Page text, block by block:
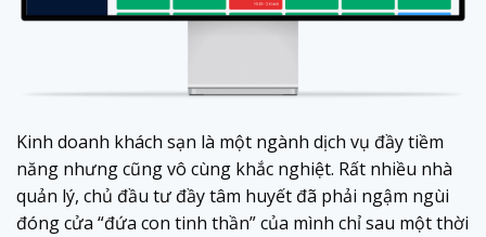
Kinh doanh khách sạn là một ngành dịch vụ đầy tiềm
năng nhưng cũng vô cùng khắc nghiệt. Rất nhiều nhà
quản lý, chủ đầu tư đầy tâm huyết đã phải ngậm ngùi
đóng cửa “đứa con tinh thần” của mình chỉ sau một thời